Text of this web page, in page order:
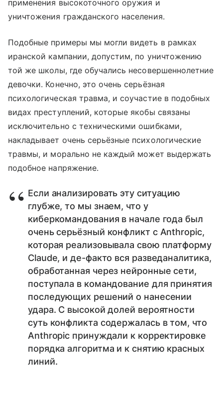
применения высокоточного оружия и
уничтожения гражданского населения.
Подобные примеры мы могли видеть в рамках
иранской кампании, допустим, по уничтожению
той же школы, где обучались несовершеннолетние
девочки. Конечно, это очень серьёзная
психологическая травма, и соучастие в подобных
видах преступлений, которые якобы связаны
исключительно с техническими ошибками,
накладывает очень серьёзные психологические
травмы, и морально не каждый может выдержать
подобное напряжение.
Если анализировать эту ситуацию
глубже, то мы знаем, что у
киберкомандования в начале года был
очень серьёзный конфликт с Anthropic,
которая реализовывала свою платформу
Claude, и де-факто вся разведаналитика,
обработанная через нейронные сети,
поступала в командование для принятия
последующих решений о нанесении
удара. С высокой долей вероятности
суть конфликта содержалась в том, что
Anthropic принуждали к корректировке
порядка алгоритма и к снятию красных
линий.